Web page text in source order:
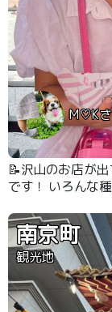
M♡K
📝沢山のお店が
です！ いろんな
南京町
観光地